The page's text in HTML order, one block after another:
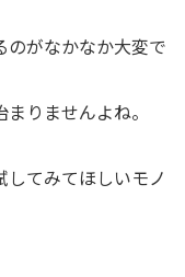
のがなかなか大変で
りませんよね。
てみてほしいモノ